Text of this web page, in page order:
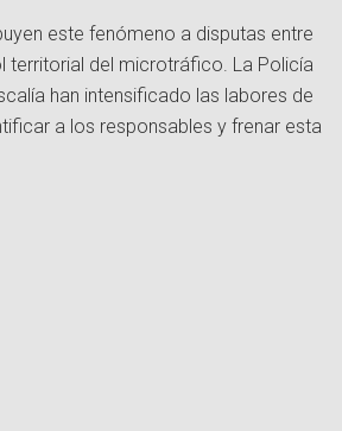
este fenómeno a disputas entre
territorial del microtráfico. La Policía
han intensificado las labores de
a los responsables y frenar esta